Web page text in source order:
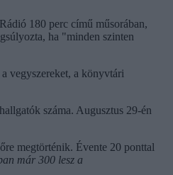
180 perc című műsorában,
ha "minden szinten
vegyszereket, a könyvtári
száma. Augusztus 29-én
megtörténik. Évente 20 ponttal
már 300 lesz a